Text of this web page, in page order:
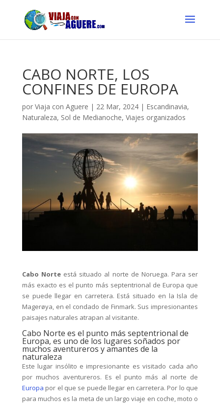
CABO NORTE, LOS
CONFINES DE EUROPA
por Viaja con Aguere | 22 Mar, 2024| Escandinavia,
Naturaleza, Sol de Medianoche, Viajes organizados
Cabo Norteestá situado al norte de Noruega. Para ser
más exacto es el punto más septentrional de Europa que
se puede llegar en carretera. Está situado en la Isla de
Magerøya, en el condado de Finmark. Sus impresionantes
paisajes naturales atrapan al visitante.
Cabo Norte es el punto más septentrional de
Europa, es uno de los lugares soñados por
muchos aventureros y amantes de la
naturaleza
Este lugar insólito e impresionante es visitado cada año
por muchos aventureros. Es el punto más al norte de
Europa por el que se puede llegar en carretera. Por lo que
para muchos es la meta de un largo viaje en coche, moto o